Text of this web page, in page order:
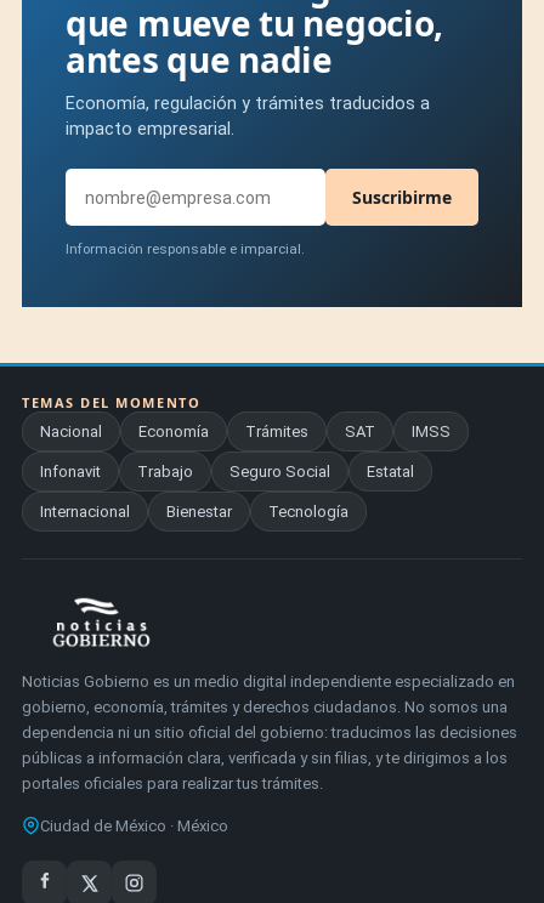
que mueve tu negocio,
antes que nadie
Economía, regulación y trámites traducidos a
impacto empresarial.
Suscribirme
Información responsable e imparcial.
TEMAS DEL MOMENTO
Nacional
Economía Trámites SAT IMSS
Infonavit Trabajo Seguro Social Estatal
Internacional Bienestar Tecnología
Noticias Gobierno es un medio digital independiente especializado en
gobierno, economía, trámites y derechos ciudadanos. No somos una
dependencia ni un sitio oficial del gobierno: traducimos las decisiones
públicas a información clara, verificada y sin filias, y te dirigimos a los
portales oficiales para realizar tus trámites.
Ciudad de México · México